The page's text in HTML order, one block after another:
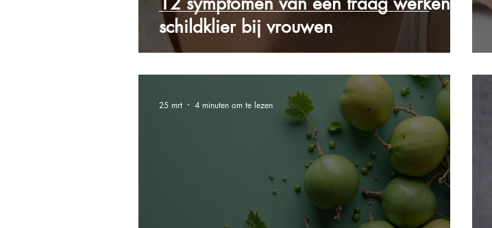
schildklier bij vrouwen
25 mrt 4 minuten om te lezen